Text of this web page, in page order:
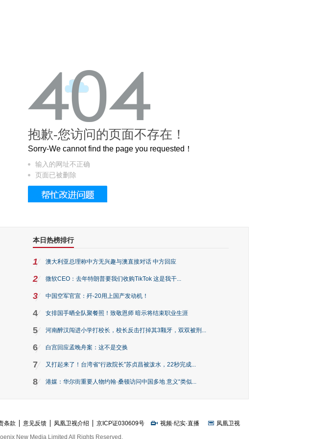
米的长卷，还原了600岁的紫禁城
抱歉-您访问的页面不存在！
Sorry-We cannot find the page you requested！
输入的网址不正确
页面已被删除
本日热榜排行
1 澳大利亚总理称中方无兴趣与澳直接对话 中方回应
2 微软CEO：去年特朗普要我们收购TikTok 这是我干...
3 中国空军官宣：歼-20用上国产发动机！
4 女排国手晒全队聚餐照！致敬恩师 暗示将结束职业生涯
5 河南醉汉闯进小学打校长，校长反击打掉其3颗牙，双双被刑...
6 白宫回应孟晚舟案：这不是交换
7 又打起来了！台湾省“行政院长”苏贞昌被泼水，22秒完成...
8 港媒：华尔街重要人物约翰·桑顿访问中国多地 意义“类似...
条款 意见反馈 凤凰卫视介绍 京ICP证030609号 视频·纪实·直播
凤凰卫视
New Media Limited All Rights Reserved.